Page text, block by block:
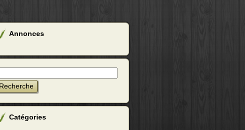
Annonces
Catégories